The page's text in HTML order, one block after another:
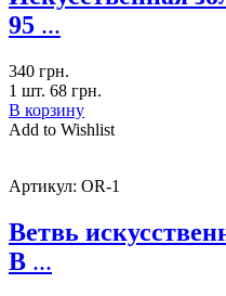
95 ...
340 грн.
1 шт. 68 грн.
В корзину
Add to Wishlist
Артикул: OR-1
Ветвь
В ...